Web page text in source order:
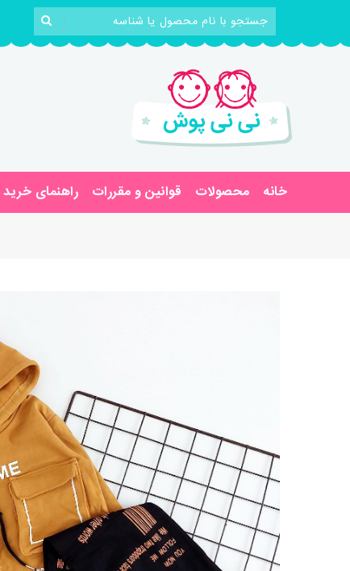
خانه محصولات قوانین و مقررات راهنمای خرید